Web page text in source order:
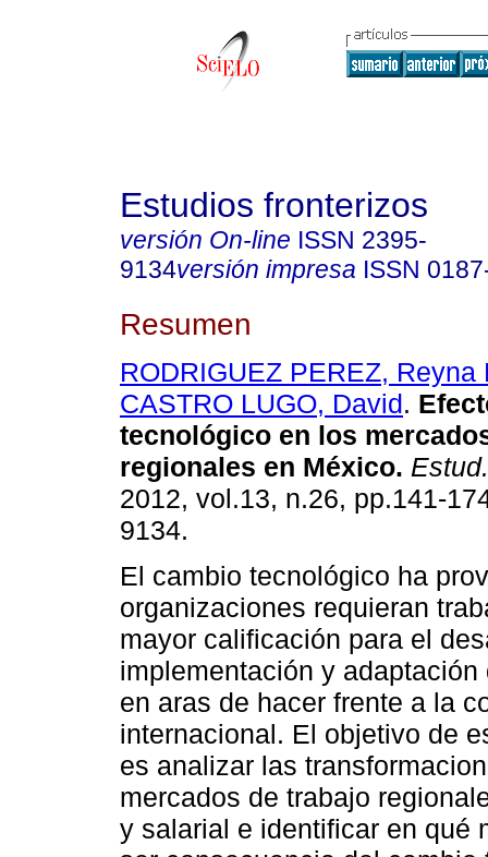
Estudios fronterizos
versión On-line ISSN 2395-
9134versión impresa ISSN
Resumen
RODRIGUEZ PEREZ, Reyna
CASTRO LUGO, David.
tecnológico en los
regionales en México.
2012, vol.13, n.26, pp.141-
9134.
El cambio tecnológico ha
organizaciones requieran
mayor calificación para el
implementación y
en aras de hacer frente a la
internacional. El objetivo de
es analizar las
mercados de trabajo
y salarial e identificar en qué